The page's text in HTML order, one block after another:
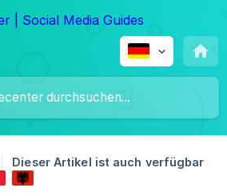
Dieser Artikel ist auch verfügbar